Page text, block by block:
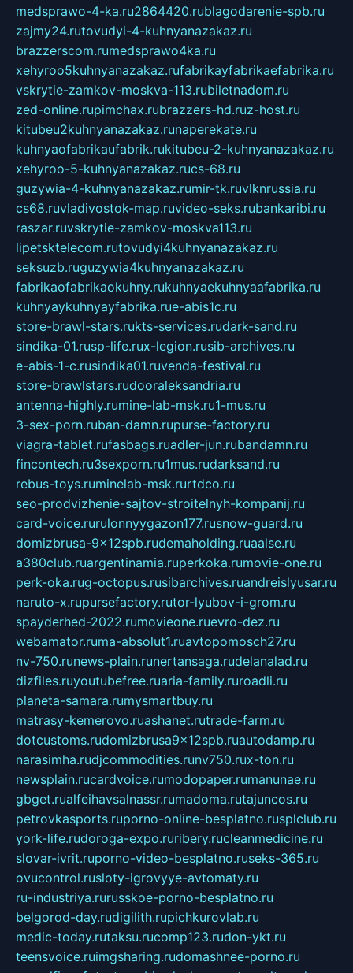
medsprawo-4-ka.ru2864420.rublagodarenie-spb.ru
zajmy24.rutovudyi-4-kuhnyanazakaz.ru
brazzerscom.rumedsprawo4ka.ru
xehyroo5kuhnyanazakaz.rufabrikayfabrikaefabrika.ru
vskrytie-zamkov-moskva-113.rubiletnadom.ru
zed-online.rupimchax.rubrazzers-hd.ruz-host.ru
kitubeu2kuhnyanazakaz.runaperekate.ru
kuhnyaofabrikaufabrik.rukitubeu-2-kuhnyanazakaz.ru
xehyroo-5-kuhnyanazakaz.rucs-68.ru
guzywia-4-kuhnyanazakaz.rumir-tk.ruvlknrussia.ru
cs68.ruvladivostok-map.ruvideo-seks.rubankaribi.ru
raszar.ruvskrytie-zamkov-moskva113.ru
lipetsktelecom.rutovudyi4kuhnyanazakaz.ru
seksuzb.ruguzywia4kuhnyanazakaz.ru
fabrikaofabrikaokuhny.rukuhnyaekuhnyaafabrika.ru
kuhnyaykuhnyayfabrika.rue-abis1c.ru
store-brawl-stars.rukts-services.rudark-sand.ru
sindika-01.rusp-life.rux-legion.rusib-archives.ru
e-abis-1-c.rusindika01.ruvenda-festival.ru
store-brawlstars.rudooraleksandria.ru
antenna-highly.rumine-lab-msk.ru1-mus.ru
3-sex-porn.ruban-damn.rupurse-factory.ru
viagra-tablet.rufasbags.ruadler-jun.rubandamn.ru
fincontech.ru3sexporn.ru1mus.rudarksand.ru
rebus-toys.ruminelab-msk.rurtdco.ru
seo-prodvizhenie-sajtov-stroitelnyh-kompanij.ru
card-voice.rurulonnyygazon177.rusnow-guard.ru
domizbrusa-9x12spb.rudemaholding.ruaalse.ru
a380club.ruargentinamia.ruperkoka.rumovie-one.ru
perk-oka.rug-octopus.rusibarchives.ruandreislyusar.ru
naruto-x.rupursefactory.rutor-lyubov-i-grom.ru
spayderhed-2022.rumovieone.ruevro-dez.ru
webamator.ruma-absolut1.ruavtopomosch27.ru
nv-750.runews-plain.runertansaga.rudelanalad.ru
dizfiles.ruyoutubefree.ruaria-family.ruroadli.ru
planeta-samara.rumysmartbuy.ru
matrasy-kemerovo.ruashanet.rutrade-farm.ru
dotcustoms.rudomizbrusa9x12spb.ruautodamp.ru
narasimha.rudjcommodities.runv750.rux-ton.ru
newsplain.rucardvoice.rumodopaper.rumanunae.ru
gbget.rualfeihavsalnassr.rumadoma.rutajuncos.ru
petrovkasports.ruporno-online-besplatno.rusplclub.ru
york-life.rudoroga-expo.ruribery.rucleanmedicine.ru
slovar-ivrit.ruporno-video-besplatno.ruseks-365.ru
ovucontrol.rusloty-igrovyye-avtomaty.ru
ru-industriya.rurusskoe-porno-besplatno.ru
belgorod-day.rudigilith.rupichkurovlab.ru
medic-today.rutaksu.rucomp123.rudon-ykt.ru
teensvoice.ruimgsharing.rudomashnee-porno.ru